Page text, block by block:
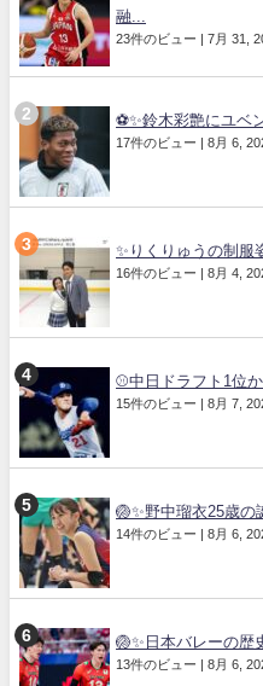
融...
23件のビュー 7月 31,
⚽✨鈴木彩艶にユベ
17件のビュー 8月 6,
✨りくりゅうの制服
16件のビュー 8月 4,
⚾中日ドラフト1位
15件のビュー 8月 7,
🏐✨野中瑠衣25歳の
14件のビュー 8月 6,
🏐✨日本バレーの歴
13件のビュー 8月 6,